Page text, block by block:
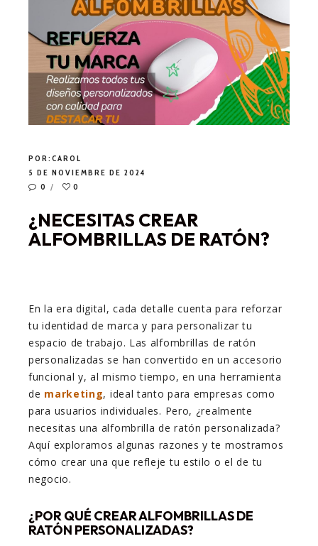
POR:CAROL
5 DE NOVIEMBRE DE 2024
0
0
¿NECESITAS CREAR
ALFOMBRILLAS DE RATÓN?
En la era digital, cada detalle cuenta para reforzar
tu identidad de marca y para personalizar tu
espacio de trabajo. Las alfombrillas de ratón
personalizadas se han convertido en un accesorio
funcional y, al mismo tiempo, en una herramienta
de marketing, ideal tanto para empresas como
para usuarios individuales. Pero, ¿realmente
necesitas una alfombrilla de ratón personalizada?
Aquí exploramos algunas razones y te mostramos
cómo crear una que refleje tu estilo o el de tu
negocio.
¿POR QUÉ CREAR ALFOMBRILLAS DE
RATÓN PERSONALIZADAS?